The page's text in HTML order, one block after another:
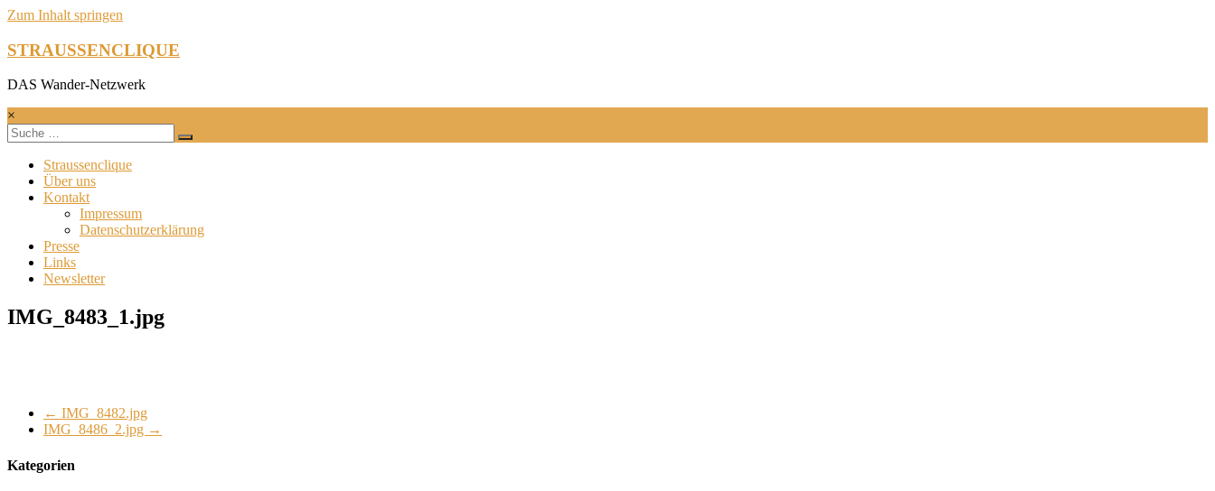
Zum Inhalt springen
STRAUSSENCLIQUE
DAS Wander-Netzwerk
×
Straussenclique
Über uns
Kontakt
Impressum
Datenschutzerklärung
Presse
Links
Newsletter
IMG_8483_1.jpg
← IMG_8482.jpg
IMG_8486_2.jpg →
Kategorien